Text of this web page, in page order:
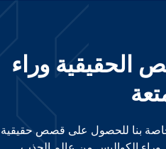
الحقيقية وراء
بنا للحصول على قصص حقيقية